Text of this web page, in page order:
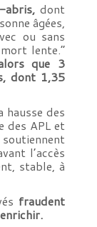
abris, dont
âgées,
ou sans
lente.”
que 3
dont 1,35
hausse des
des APL et
l’accès
stable, à
fraudent